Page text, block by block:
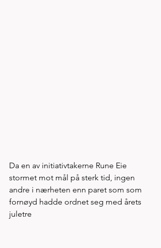
Da en av initiativtakerne Rune Eie
stormet mot mål på sterk tid, ingen
andre i nærheten enn paret som som
fornøyd hadde ordnet seg med årets
juletre